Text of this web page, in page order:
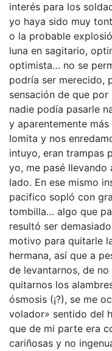
interés para los
yo haya sido muy
o la probable
luna en sagitario,
optimista… no se
podría ser merecido,
sensación de que
nadie podía pasarle
y aparentemente
lomita y nos
intuyo, eran trampas
yo, me pasé llevando
lado. En ese mismo
pacifico sopló con
tombilla… algo que
resultó ser
motivo para quitarle
hermana, así que a
de levantarnos, de
quitarnos los
ósmosis (¡?), se me
volador» sentido del
que de mi parte era
cariñosas y no